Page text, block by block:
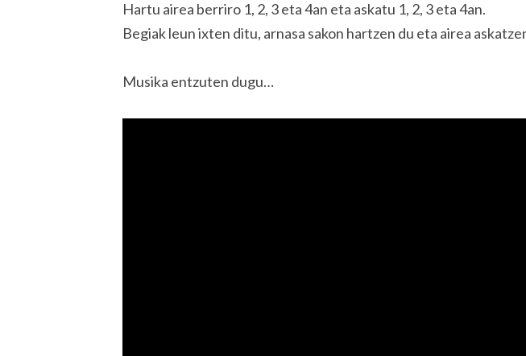
Hartu airea berriro 1, 2, 3 eta 4an eta askatu 1, 2, 3 eta 4an.
Begiak leun ixten ditu, arnasa sakon hartzen du eta airea
Musika entzuten dugu…